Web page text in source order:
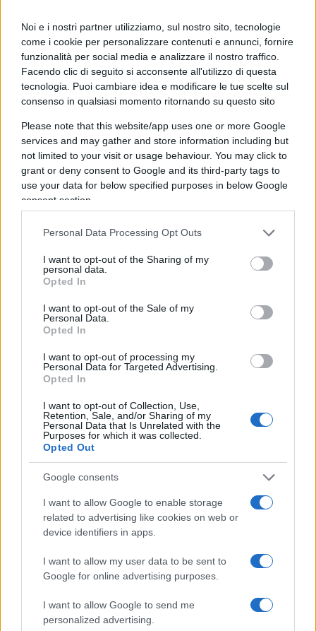
Noi e i nostri partner utilizziamo, sul nostro sito, tecnologie
come i cookie per personalizzare contenuti e annunci, fornire
funzionalità per social media e analizzare il nostro traffico.
Facendo clic di seguito si acconsente all'utilizzo di questa
tecnologia. Puoi cambiare idea e modificare le tue scelte sul
consenso in qualsiasi momento ritornando su questo sito
Please note that this website/app uses one or more Google
services and may gather and store information including but
not limited to your visit or usage behaviour. You may click to
grant or deny consent to Google and its third-party tags to
use your data for below specified purposes in below Google
consent section.
Personal Data Processing Opt Outs
I want to opt-out of the Sharing of my
personal data.
Opted In
I want to opt-out of the Sale of my
Personal Data.
Opted In
I want to opt-out of processing my
Personal Data for Targeted Advertising.
Opted In
I want to opt-out of Collection, Use,
Retention, Sale, and/or Sharing of my
Personal Data that Is Unrelated with the
Purposes for which it was collected.
Opted Out
Google consents
I want to allow Google to enable storage
related to advertising like cookies on web or
device identifiers in apps.
I want to allow my user data to be sent to
Google for online advertising purposes.
I want to allow Google to send me
personalized advertising.
Video
Player
Commenta per primo
SEDUTE SATIRICHE
Vai all'archivio delle vignette
Corte dei conti, la riforma a
metà: si poteva fare di più
Chi firma non deve avere paura, chi paga le tasse
solo punire, ma aiutare la buona
amministrazione